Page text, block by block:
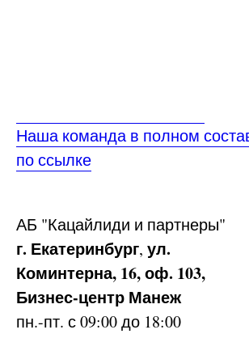
Наша команда в полном
по ссылке
АБ "Кацайлиди и партнеры"
г. Екатеринбург, ул.
Коминтерна, 16, оф. 103,
Бизнес-центр Манеж
пн.-пт. с 09:00 до 18:00